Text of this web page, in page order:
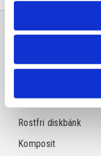
Sortiment
Natursten
Rostfri diskbänk
Komposit